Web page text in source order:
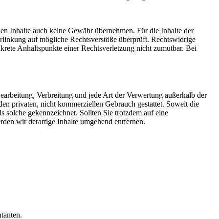
Inhalte auch keine Gewähr übernehmen. Für die Inhalte der
auf mögliche Rechtsverstöße überprüft. Rechtswidrige
Anhaltspunkte einer Rechtsverletzung nicht zumutbar. Bei
Verbreitung und jede Art der Verwertung außerhalb der
privaten, nicht kommerziellen Gebrauch gestattet. Soweit die
solche gekennzeichnet. Sollten Sie trotzdem auf eine
wir derartige Inhalte umgehend entfernen.